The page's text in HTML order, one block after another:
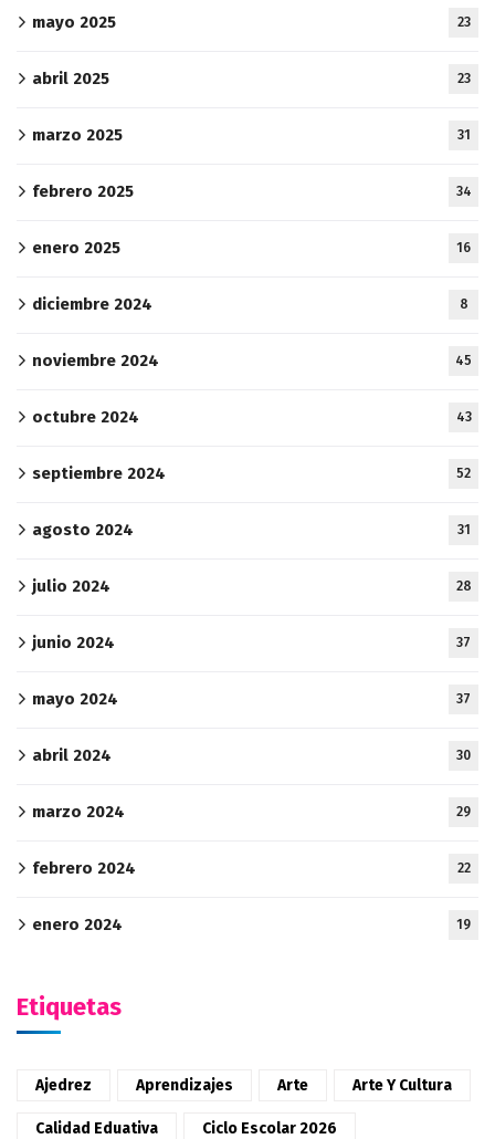
mayo 2025 23
abril 2025 23
marzo 2025 31
febrero 2025 34
enero 2025 16
diciembre 2024 8
noviembre 2024 45
octubre 2024 43
septiembre 2024 52
agosto 2024 31
julio 2024 28
junio 2024 37
mayo 2024 37
abril 2024 30
marzo 2024 29
febrero 2024 22
enero 2024 19
Etiquetas
Ajedrez Aprendizajes Arte Arte Y Cultura
Calidad Eduativa Ciclo Escolar 2026